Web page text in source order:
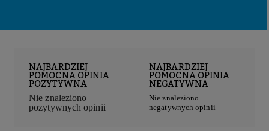
NAJBARDZIEJ
POMOCNA OPINIA
POZYTYWNA
Nie znaleziono
pozytywnych opinii
NAJBARDZIEJ
POMOCNA OPINIA
NEGATYWNA
Nie znaleziono
negatywnych opinii